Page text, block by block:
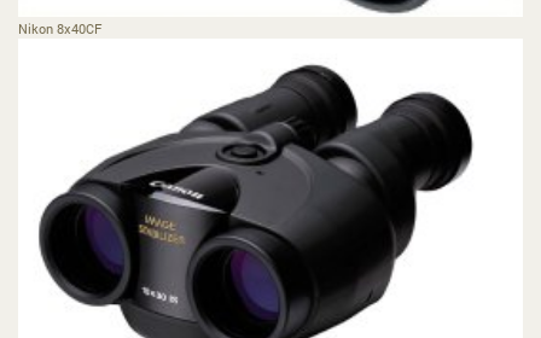
Nikon 8x40CF